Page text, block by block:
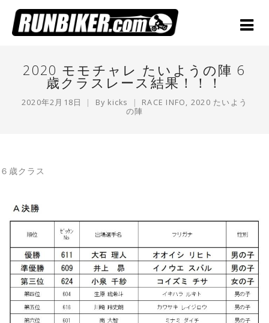
2020 モモチャレ たいようの陣 6
歳クラスレース結果！！！
2020年2月18日 By kicks RACE INFO, 2020 たいよう
の陣
６歳クラス